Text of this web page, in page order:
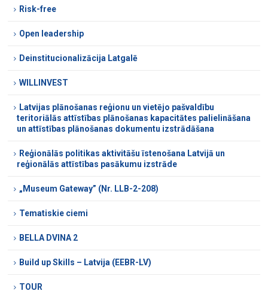
Risk-free
Open leadership
Deinstitucionalizācija Latgalē
WILLINVEST
Latvijas plānošanas reģionu un vietējo pašvaldību
teritoriālās attīstības plānošanas kapacitātes palielināšana
un attīstības plānošanas dokumentu izstrādāšana
Reģionālās politikas aktivitāšu īstenošana Latvijā un
reģionālās attīstības pasākumu izstrāde
„Museum Gateway” (Nr. LLB-2-208)
Tematiskie ciemi
BELLA DVINA 2
Build up Skills – Latvija (EEBR-LV)
TOUR